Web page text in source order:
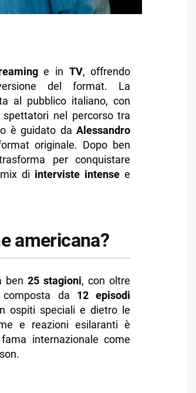
e in TV, offrendo
del format. La
al pubblico italiano, con
nel percorso tra
è guidato daAlessandro
originale. Dopo ben
per conquistare
di interviste intense e
americana?
ben25 stagioni, con oltre
da 12 episodi
ospiti speciali e dietro le
e reazioni esilaranti è
internazionale come